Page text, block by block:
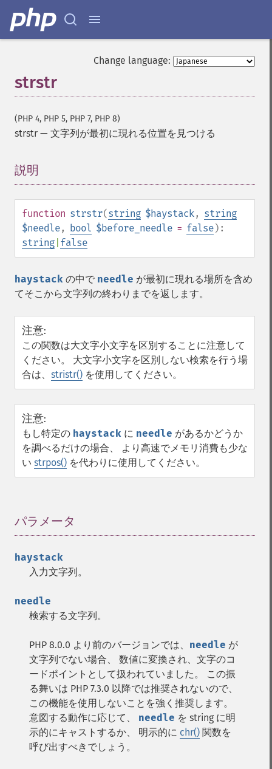
Change language:
strstr
(PHP 4, PHP 5, PHP 7, PHP 8)
strstr — 文字列が最初に現れる位置を見つける
説明
function strstr(string $haystack, string
$needle, bool $before_needle = false):
string false
haystack の中で needle が最初に現れる場所を含め
てそこから文字列の終わりまでを返します。
注意:
この関数は大文字小文字を区別することに注意して
ください。 大文字小文字を区別しない検索を行う場
合は、 stristr() を使用してください。
注意:
もし特定の haystack に needle があるかどうか
を調べるだけの場合、 より高速でメモリ消費も少な
い strpos() を代わりに使用してください。
パラメータ
haystack
入力文字列。
needle
検索する文字列。
PHP 8.0.0 より前のバージョンでは、 needle が
文字列でない場合、 数値に変換され、文字のコ
ードポイントとして扱われていました。 この振
る舞いは PHP 7.3.0 以降では推奨されないので、
この機能を使用しないことを強く推奨します。
意図する動作に応じて、 needle を string に明
示的にキャストするか、 明示的に chr() 関数を
呼び出すべきでしょう。